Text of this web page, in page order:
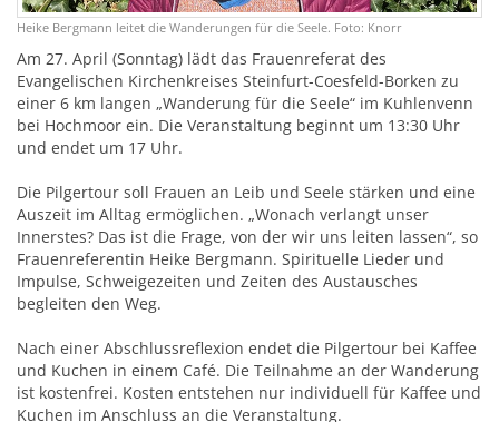
Heike Bergmann leitet die Wanderungen für die Seele. Foto: Knorr
Am 27. April (Sonntag) lädt das Frauenreferat des
Evangelischen Kirchenkreises Steinfurt-Coesfeld-Borken zu
einer 6 km langen „Wanderung für die Seele“ im Kuhlenvenn
bei Hochmoor ein. Die Veranstaltung beginnt um 13:30 Uhr
und endet um 17 Uhr.
Die Pilgertour soll Frauen an Leib und Seele stärken und eine
Auszeit im Alltag ermöglichen. „Wonach verlangt unser
Innerstes? Das ist die Frage, von der wir uns leiten lassen“, so
Frauenreferentin Heike Bergmann. Spirituelle Lieder und
Impulse, Schweigezeiten und Zeiten des Austausches
begleiten den Weg.
Nach einer Abschlussreflexion endet die Pilgertour bei Kaffee
und Kuchen in einem Café. Die Teilnahme an der Wanderung
ist kostenfrei. Kosten entstehen nur individuell für Kaffee und
Kuchen im Anschluss an die Veranstaltung.